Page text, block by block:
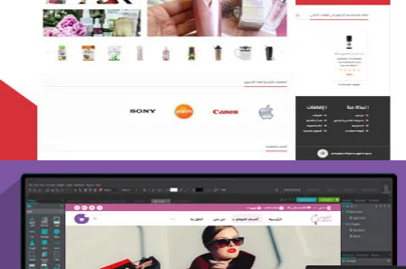
تصميم متجر لمار
التفاصيل
تصميم متجر القوس